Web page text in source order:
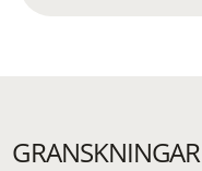
GRANSKNINGAR